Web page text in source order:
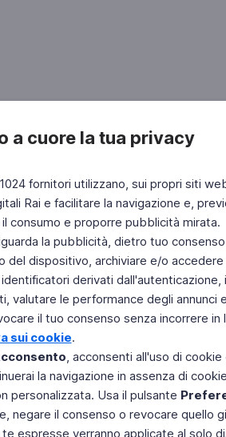
a cuore la tua privacy
fornitori utilizzano, sui propri siti
Rai e facilitare la navigazione e,
consumo e proporre pubblicità mirata.
la pubblicità, dietro tuo
del dispositivo, archiviare e/o
derivati
valutare le performance degli
il tuo consenso senza incorrere
sui cookie.
, acconsenti all'uso di
la navigazione in assenza di
personalizzata. Usa il pulsante
negare il consenso o revocare quello
espresse verranno applicate al solo